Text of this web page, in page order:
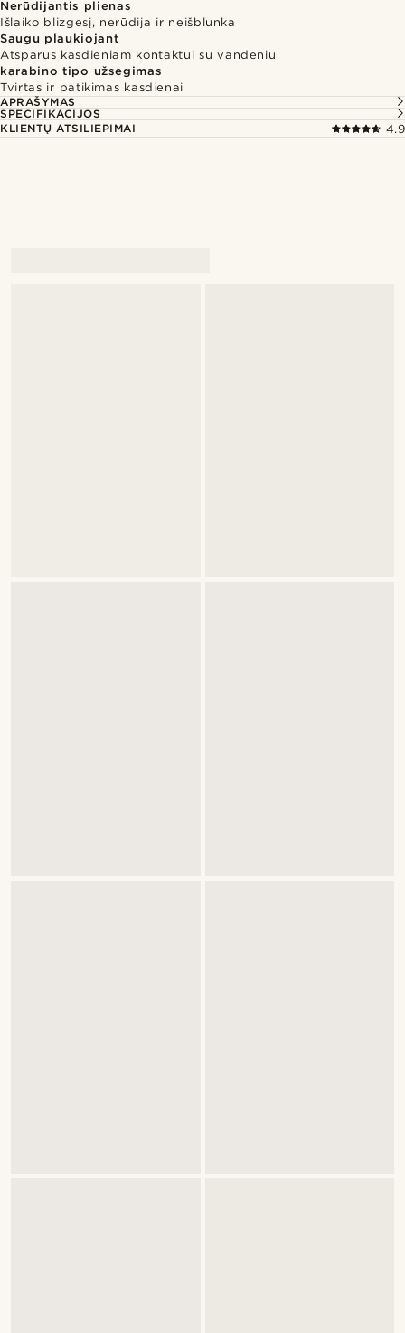
Nerūdijantis plienas
Išlaiko blizgesį, nerūdija ir neišblunka
Saugu plaukiojant
Atsparus kasdieniam kontaktui su vandeniu
karabino tipo užsegimas
Tvirtas ir patikimas kasdienai
APRAŠYMAS
SPECIFIKACIJOS
KLIENTŲ ATSILIEPIMAI
4.9